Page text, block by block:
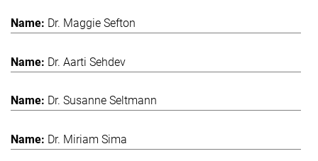
Dr. Maggie Sefton
Dr. Aarti Sehdev
Dr. Susanne Seltmann
Dr. Miriam Sima